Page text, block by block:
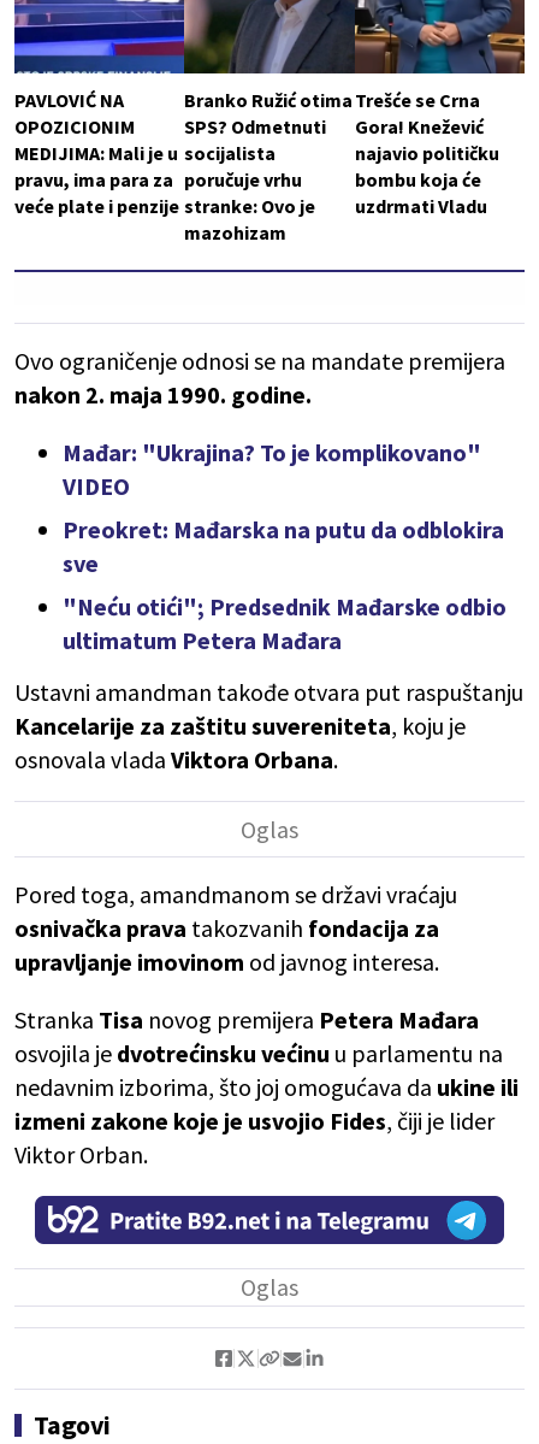
PAVLOVIĆ NA
OPOZICIONIM
MEDIJIMA: Mali je u
pravu, ima para za
veće plate i penzije
Branko Ružić otima
SPS? Odmetnuti
socijalista
poručuje vrhu
stranke: Ovo je
mazohizam
Trešće se Crna
Gora! Knežević
najavio političku
bombu koja će
uzdrmati Vladu
Ovo ograničenje odnosi se na mandate premijera
nakon 2. maja 1990. godine.
Mađar: "Ukrajina? To je komplikovano"
VIDEO
Preokret: Mađarska na putu da odblokira
sve
"Neću otići"; Predsednik Mađarske odbio
ultimatum Petera Mađara
Ustavni amandman takođe otvara put raspuštanju
Kancelarije za zaštitu suvereniteta, koju je
osnovala vlada Viktora Orbana.
Pored toga, amandmanom se državi vraćaju
osnivačka prava takozvanih fondacija za
upravljanje imovinom od javnog interesa.
Stranka Tisa novog premijera Petera Mađara
osvojila je dvotrećinsku većinu u parlamentu na
nedavnim izborima, što joj omogućava da ukine ili
izmeni zakone koje je usvojio Fides, čiji je lider
Viktor Orban.
Tagovi